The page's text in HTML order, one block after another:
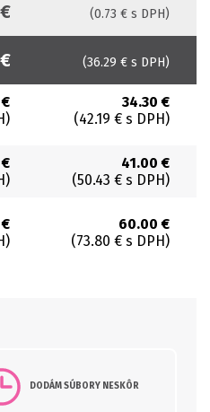
DODÁM SÚBORY NESKÔR
(0.73 € s DPH)
(36.29 € s DPH)
34.30 €
(42.19 € s DPH)
41.00 €
(50.43 € s DPH)
60.00 €
(73.80 € s DPH)